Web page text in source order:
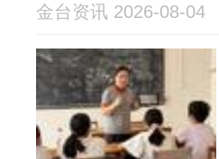
金台资讯 2026-08-04